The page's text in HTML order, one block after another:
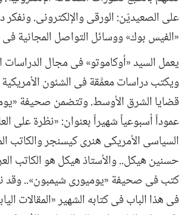
على الصعيديّن: الورقى والإلكترونى.
«الفيس بوك» ووسائل التواصل المجانية فى
يعمل السيد «أوكاموتو» فى مجال الدراسات
ويكتب دراسات معمَّقة فى الشئون الأمريكية
قضايا الشرق الأوسط. وتتضمن صحيفة
عموداً أسبوعياً شهيراً بعنوان: «نظرة على
السياسى الأمريكى هنرى كيسنجر والكاتب
حسنين هيكل.. والأستاذ هيكل هو الكاتب
كتب فى صحيفة «يوميورى شيمبون».. وقد
فى هذا الباب فى كتابه الشهير «المقالات